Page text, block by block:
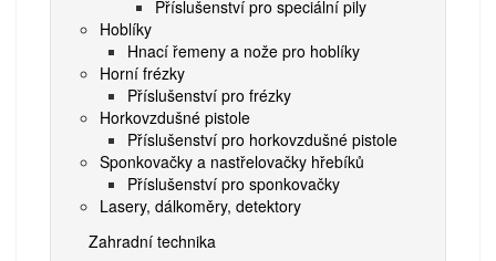
Příslušenství pro speciální pily
Hoblíky
Hnací řemeny a nože pro hoblíky
Horní frézky
Příslušenství pro frézky
Horkovzdušné pistole
Příslušenství pro horkovzdušné pistole
Sponkovačky a nastřelovačky hřebíků
Příslušenství pro sponkovačky
Lasery, dálkoměry, detektory
Zahradní technika